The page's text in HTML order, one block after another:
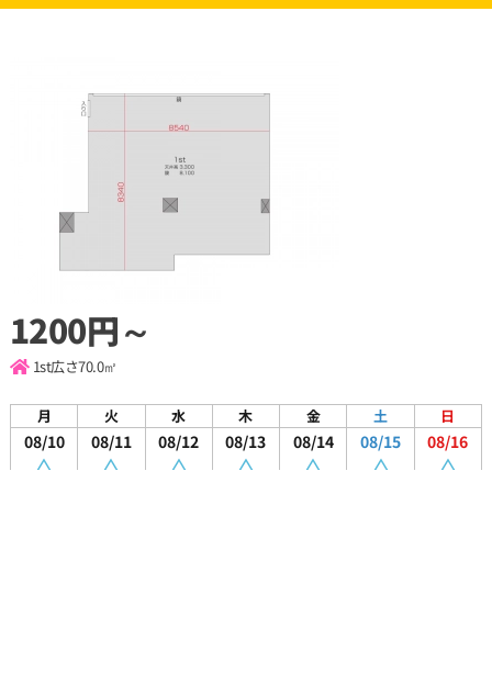
1200円～
1st広さ70.0㎡
月
08/10
火
08/11
水
08/12
木
08/13
金
08/14
土
08/15
日
08/16